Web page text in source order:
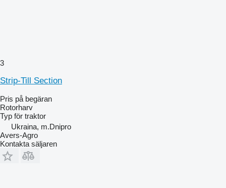
3
Strip-Till Section
Pris på begäran
Rotorharv
Typ för traktor
Ukraina, m.Dnipro
Avers-Agro
Kontakta säljaren